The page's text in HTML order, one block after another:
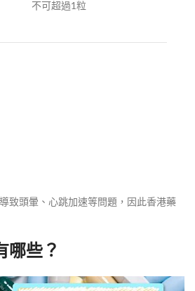
不可超過1粒
致頭暈、心跳加速等問題，因此香港藥
哪些？